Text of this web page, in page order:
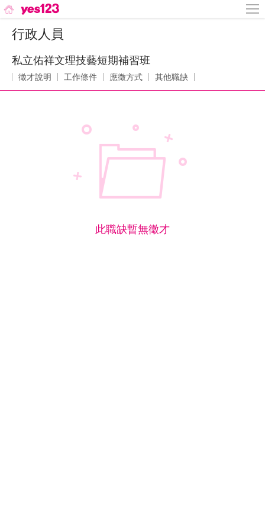
行政人員
私立佑祥文理技藝短期補習班
徵才說明 工作條件 應徵方式 其他職缺
此職缺暫無徵才